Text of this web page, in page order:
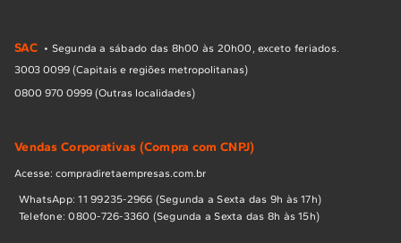
SAC • Segunda a sábado das 8h00 às 20h00, exceto feriados.
3003 0099 (Capitais e regiões metropolitanas)
0800 970 0999 (Outras localidades)
Vendas Corporativas (Compra com CNPJ)
Acesse: compradiretaempresas.com.br
WhatsApp: 11 99235-2966 (Segunda a Sexta das 9h às 17h)
Telefone: 0800-726-3360 (Segunda a Sexta das 8h às 15h)